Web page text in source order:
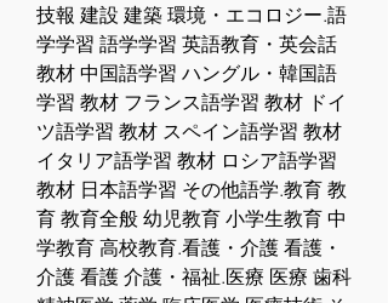
技報 建設 建築 環境・エコロジー.語
学学習 語学学習 英語教育・英会話
教材 中国語学習 ハングル・韓国語
学習 教材 フランス語学習 教材 ドイ
ツ語学習 教材 スペイン語学習 教材
イタリア語学習 教材 ロシア語学習
教材 日本語学習 その他語学.教育 教
育 教育全般 幼児教育 小学生教育 中
学教育 高校教育.看護・介護 看護・
介護 看護 介護・福祉.医療 医療 歯科